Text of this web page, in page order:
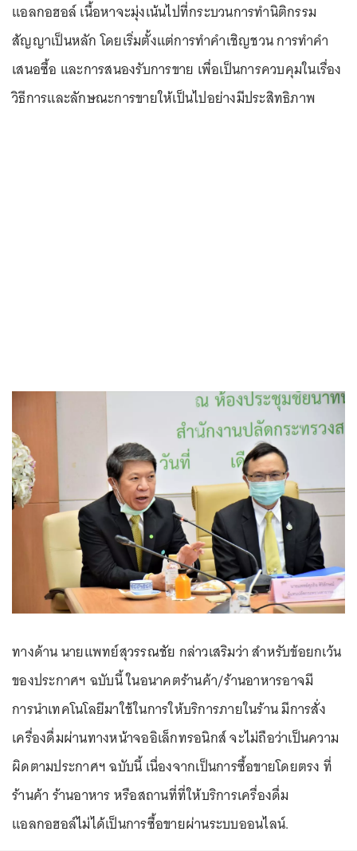
แอลกอฮอล์ เนื้อหาจะมุ่งเน้นไปที่กระบวนการทำนิติกรรม
สัญญาเป็นหลัก โดยเริ่มตั้งแต่การทำคำเชิญชวน การทำคำ
เสนอซื้อ และการสนองรับการขาย เพื่อเป็นการควบคุมในเรื่อง
วิธีการและลักษณะการขายให้เป็นไปอย่างมีประสิทธิภาพ
ทางด้าน นายแพทย์สุวรรณชัย กล่าวเสริมว่า สำหรับข้อยกเว้น
ของประกาศฯ ฉบับนี้ ในอนาคตร้านค้า/ร้านอาหารอาจมี
การนำเทคโนโลยีมาใช้ในการให้บริการภายในร้าน มีการสั่ง
เครื่องดื่มผ่านทางหน้าจออิเล็กทรอนิกส์ จะไม่ถือว่าเป็นความ
ผิดตามประกาศฯ ฉบับนี้ เนื่องจากเป็นการซื้อขายโดยตรง ที่
ร้านค้า ร้านอาหาร หรือสถานที่ที่ให้บริการเครื่องดื่ม
แอลกอฮอล์ไม่ได้เป็นการซื้อขายผ่านระบบออนไลน์.